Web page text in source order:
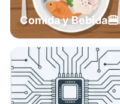
Comida y Bebida🍔